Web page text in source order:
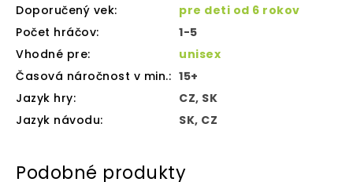
Doporučený vek:
pre deti od 6 rokov
Počet hráčov:
1-5
Vhodné pre:
unisex
Časová náročnost v min.: 15+
Jazyk hry:
CZ, SK
Jazyk návodu: SK, CZ